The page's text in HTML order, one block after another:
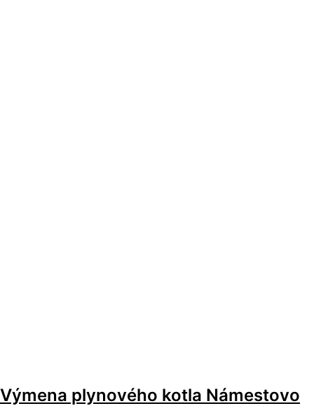
Výmena plynového kotla Námestovo